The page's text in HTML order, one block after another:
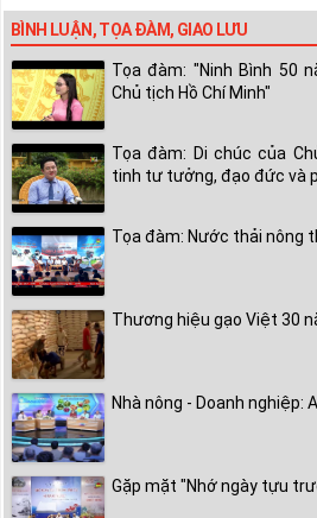
BÌNH LUẬN, TỌA ĐÀM, GIAO LƯU
Tọa đàm: "Ninh Bình 50
Chủ tịch Hồ Chí Minh"
Tọa đàm: Di chúc của
tinh tư tưởng, đạo đức và
Tọa đàm: Nước thải nông
Thương hiệu gạo Việt 30
Nhà nông - Doanh nghiệp:
Gặp mặt "Nhớ ngày tựu